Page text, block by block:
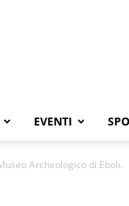
EVENTI
Archeologico di Eboli.